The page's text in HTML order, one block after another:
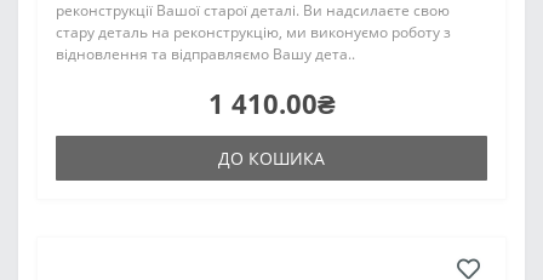
реконструкції Вашої старої деталі. Ви надсилаєте свою
стару деталь на реконструкцію, ми виконуємо роботу з
відновлення та відправляємо Вашу дета..
1 410.00₴
ДО КОШИКА